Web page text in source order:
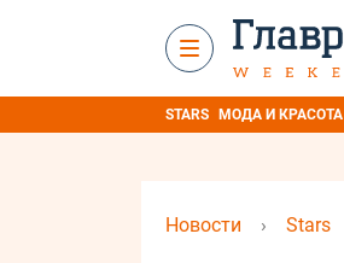
STARS МОДА И КРАСОТА
Новости › Stars